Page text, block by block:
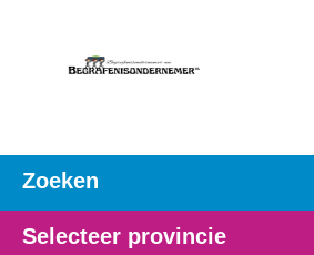
Zoeken
Selecteer provincie